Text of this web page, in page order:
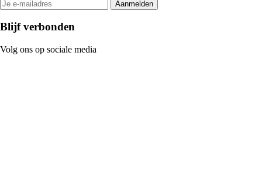
Aanmelden
Blijf verbonden
Volg ons op sociale media